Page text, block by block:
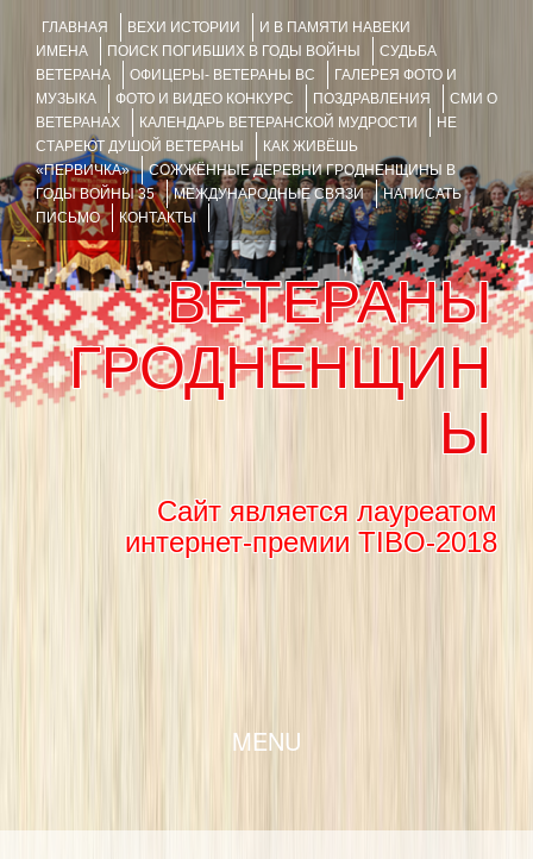
ГЛАВНАЯ ВЕХИ ИСТОРИИ
И В ПАМЯТИ НАВЕКИ
ИМЕНА
ПОИСК ПОГИБШИХ В ГОДЫ ВОЙНЫ
СУДЬБА
ВЕТЕРАНА
ОФИЦЕРЫ- ВЕТЕРАНЫ ВС
ГАЛЕРЕЯ ФОТО И
МУЗЫКА
ФОТО И ВИДЕО КОНКУРС ПОЗДРАВЛЕНИЯ
СМИ О
ВЕТЕРАНАХ
КАЛЕНДАРЬ ВЕТЕРАНСКОЙ МУДРОСТИ
НЕ
СТАРЕЮТ ДУШОЙ ВЕТЕРАНЫ
КАК ЖИВЁШЬ
«ПЕРВИЧКА»
СОЖЖЁННЫЕ ДЕРЕВНИ ГРОДНЕНЩИНЫ В
ГОДЫ ВОЙНЫ 35
МЕЖДУНАРОДНЫЕ СВЯЗИ
НАПИСАТЬ
ПИСЬМО
КОНТАКТЫ
ВЕТЕРАНЫ
ГРОДНЕНЩИН
Ы
Сайт является лауреатом
интернет-премии TIBO-2018
MENU